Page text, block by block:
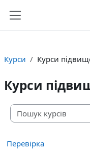
Курси Курси
Курси
Перевірка